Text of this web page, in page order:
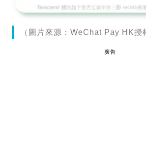
（圖片來源：WeChat Pay HK授
廣告